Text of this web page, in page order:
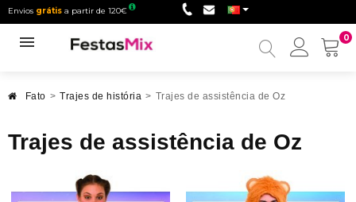
Envios grátis a partir de 120€
0
Minha
Fato > Trajes de história > Trajes de assistência de Oz
Trajes de assistência de Oz